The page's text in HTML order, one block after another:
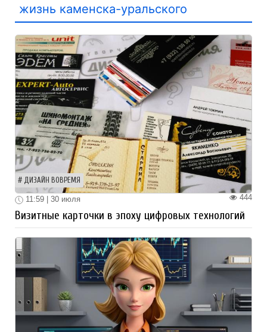
жизнь каменска-уральского
ДИЗАЙН ВОВРЕМЯ
444
11:59 | 30 июля
Визитные карточки в эпоху цифровых технологий